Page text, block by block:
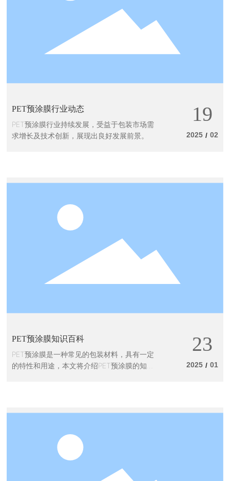
PET预涂膜行业动态
PET预涂膜行业持续发展，受益于包装市场需
求增长及技术创新，展现出良好发展前景。
19
2025 / 02
PET预涂膜知识百科
PET预涂膜是一种常见的包装材料，具有一定
的特性和用途，本文将介绍PET预涂膜的知
23
2025 / 01